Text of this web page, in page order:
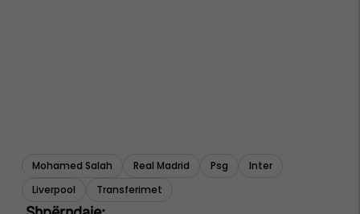
Mohamed Salah Real Madrid Psg
Inter
Liverpool
Transferimet